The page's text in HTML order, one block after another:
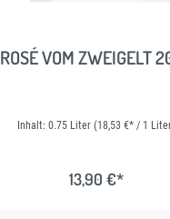
ROSÉ VOM ZWEIGELT
Inhalt: 0.75 Liter (18,53 €* / 1
13,90 €*